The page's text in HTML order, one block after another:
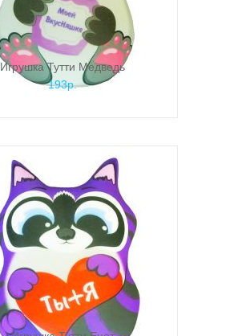
Игрушка Тутти Медведь
193р.